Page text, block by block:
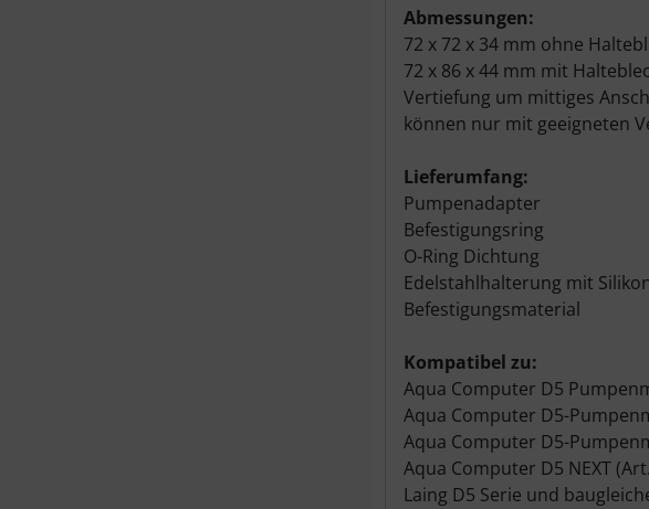
Abmessungen:
72 x 72 x 34 mm ohne
72 x 86 x 44 mm mit
Vertiefung um mittiges
können nur mit geeigneten
Lieferumfang:
Pumpenadapter
Befestigungsring
O-Ring Dichtung
Edelstahlhalterung mit
Befestigungsmaterial
Kompatibel zu:
Aqua Computer D5
Aqua Computer D5-
Aqua Computer D5-
Aqua Computer D5 NEXT
Laing D5 Serie und